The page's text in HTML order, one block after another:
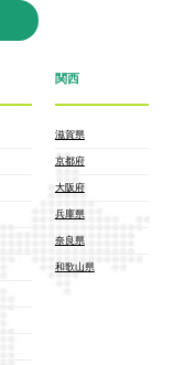
関西
滋賀県
京都府
大阪府
兵庫県
奈良県
和歌山県